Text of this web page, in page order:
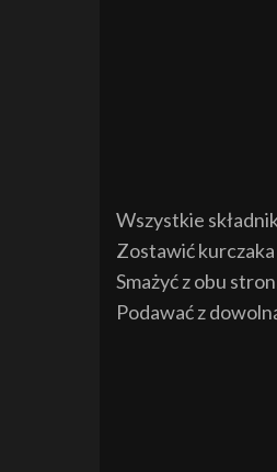
Wszystkie
Zostawić
Smażyć z obu
Podawać z